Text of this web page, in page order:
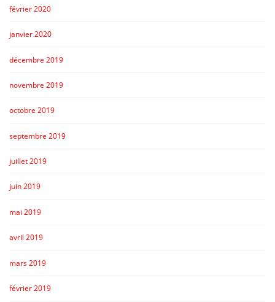
février 2020
janvier 2020
décembre 2019
novembre 2019
octobre 2019
septembre 2019
juillet 2019
juin 2019
mai 2019
avril 2019
mars 2019
février 2019